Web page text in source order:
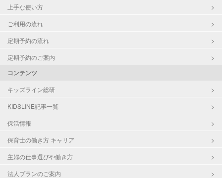
上手な使い方
ご利用の流れ
定期予約の流れ
定期予約のご案内
コンテンツ
キッズライン総研
KIDSLINE記事一覧
保活情報
保育士の働き方 キャリア
主婦の仕事選びや働き方
法人プランのご案内